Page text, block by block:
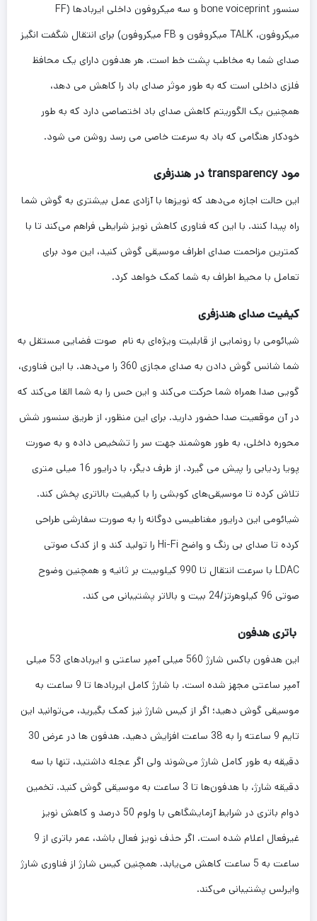
سنسور bone voiceprint و سه میکروفون داخلی ایربادها (FF
میکروفون، TALK میکروفون و FB میکروفون) برای انتقال شگفت انگیز
صدای شما به مخاطب پشت خط است. هر هدفون دارای یک محافظ
فلزی داخلی است که به طور موثر صدای باد را کاهش می دهد،
همچنین یک الگوریتم کاهش صدای باد اختصاصی دارد که به طور
خودکار هنگامی که باد به سرعت خاصی می رسد روشن می شود.
مود transparency در هندزفری
این حالت اجازه می‌دهد که نویزها با آزادی عمل بیشتری به گوش شما
راه پیدا کنند. با این که فناوری کاهش نویز شرایطی فراهم می‌کند تا با
کمترین مزاحمت صدای اطراف موسیقی گوش کنید، این مود برای
تعامل با محیط اطراف به شما کمک خواهد کرد.
کیفیت صدای هندزفری
شیائومی با رونمایی از قابلیت ویژه‌ای به نام صوت فضایی مستقل به
شما شانس گوش دادن به صدای مجازی 360 را می‌دهد. با این فناوری،
گویی صدا همراه شما حرکت می‌کند و این حس را به شما القا می‌کند که
در آن موقعیت صدا حضور دارید. برای این منظور، از طریق سنسور شش
محوره داخلی، به طور هوشمند جهت سر را تشخیص داده و به صورت
پویا ردیابی را پیش می گیرد. از طرف دیگر، با درایور 16 میلی متری
تلاش کرده تا موسیقی‌های کوبشی را با کیفیت بالاتری پخش کند.
شیائومی این درایور مغناطیسی دوگانه را به صورت سفارشی طراحی
کرده تا صدای بی رنگ و واضح Hi-Fi را تولید کند و از کدک صوتی
LDAC با سرعت انتقال تا 990 کیلوبیت بر ثانیه و همچنین وضوح
صوتی 96 کیلوهرتز/24 بیت و بالاتر پشتیبانی می کند.
باتری هدفون
این هدفون باکس شارژ 560 میلی آمپر ساعتی و ایربادهای 53 میلی
آمپر ساعتی مجهز شده است. با شارژ کامل ایربادها تا 9 ساعت به
موسیقی گوش دهید؛ اگر از کیس شارژ نیز کمک بگیرید، می‌توانید این
تایم 9 ساعته را به 38 ساعت افزایش دهید. هدفون ها در عرض 30
دقیقه به طور کامل شارژ می‌شوند ولی اگر عجله داشتید، تنها با سه
دقیقه شارژ، با هدفون‌ها تا 3 ساعت به موسیقی گوش کنید. تخمین
دوام باتری در شرایط آزمایشگاهی با ولوم 50 درصد و کاهش نویز
غیرفعال اعلام شده است. اگر حذف نویز فعال باشد، عمر باتری از 9
ساعت به 5 ساعت کاهش می‌یابد. همچنین کیس شارژ از فناوری شارژ
وایرلس پشتیبانی می‌کند.